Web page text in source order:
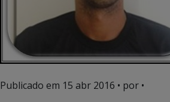
Publicado em 15 abr 2016 • por •